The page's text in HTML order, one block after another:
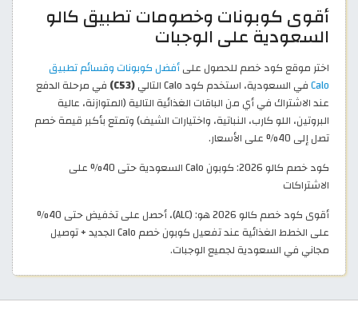
أقوى كوبونات وخصومات تطبيق كالو
السعودية على الوجبات
اختر موقع كود خصم للحصول علىأفضل كوبونات وقسائم تطبيق
Caloفي السعودية، استخدم كود Calo التالي (C53)
في مرحلة الدفع
عند الاشتراك في أي من الباقات الغذائية التالية (المتوازنة، عالية
البروتين، اللو كارب، النباتية، واختيارات الشيف) وتمتع بأكبر قيمة خصم
تصل إلى 40% على الأسعار.
كود خصم كالو 2026: كوبون Calo السعودية حتى 40% على
الاشتراكات
أقوى كود خصم كالو 2026 هو: (ALC)، أحصل على تخفيض حتى 40%
على الخطط الغذائية عند تفعيل كوبون خصم Calo الجديد + توصيل
مجاني في السعودية لجميع الوجبات.